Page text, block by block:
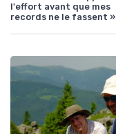
l'effort avant que mes
records ne le fassent »